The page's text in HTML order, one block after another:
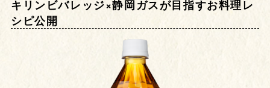
キリンビバレッジ×静岡ガスが目指すお料理レ
シピ公開